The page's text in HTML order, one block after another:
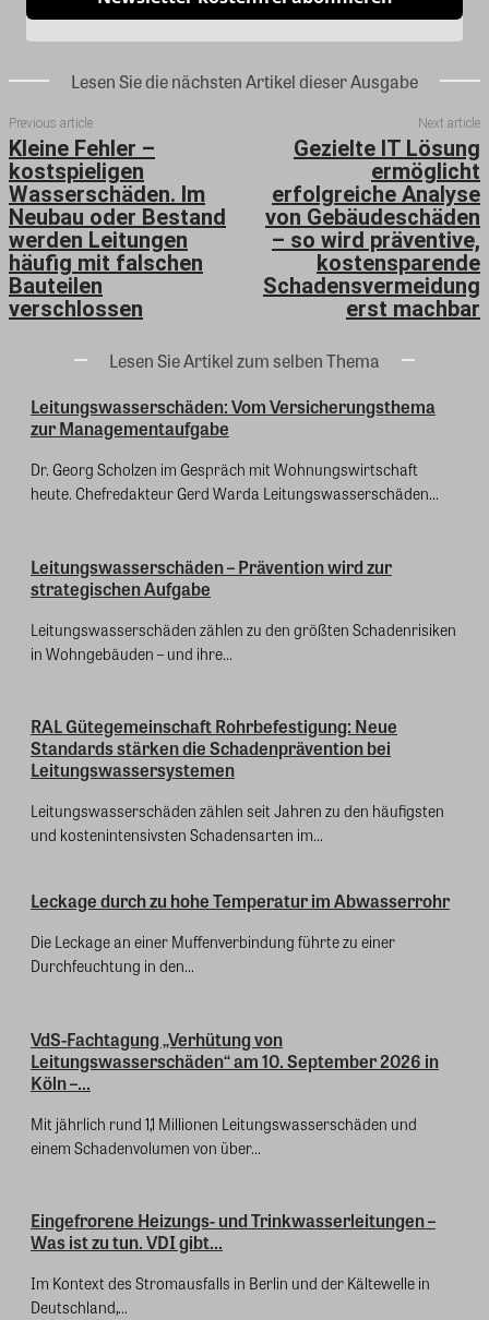
Lesen Sie die nächsten Artikel dieser Ausgabe
Previous article
Kleine Fehler –
kostspieligen
Wasserschäden. Im
Neubau oder Bestand
werden Leitungen
häufig mit falschen
Bauteilen
verschlossen
Next article
Gezielte IT Lösung
ermöglicht
erfolgreiche Analyse
von Gebäudeschäden
– so wird präventive,
kostensparende
Schadensvermeidung
erst machbar
Lesen Sie Artikel zum selben Thema
Leitungswasserschäden: Vom Versicherungsthema
zur Managementaufgabe
Dr. Georg Scholzen im Gespräch mit Wohnungswirtschaft
heute. Chefredakteur Gerd Warda Leitungswasserschäden...
Leitungswasserschäden – Prävention wird zur
strategischen Aufgabe
Leitungswasserschäden zählen zu den größten Schadenrisiken
in Wohngebäuden – und ihre...
RAL Gütegemeinschaft Rohrbefestigung: Neue
Standards stärken die Schadenprävention bei
Leitungswassersystemen
Leitungswasserschäden zählen seit Jahren zu den häufigsten
und kostenintensivsten Schadensarten im...
Leckage durch zu hohe Temperatur im Abwasserrohr
Die Leckage an einer Muffenverbindung führte zu einer
Durchfeuchtung in den...
VdS-Fachtagung „Verhütung von
Leitungswasserschäden“ am 10. September 2026 in
Köln –...
Mit jährlich rund 1,1 Millionen Leitungswasserschäden und
einem Schadenvolumen von über...
Eingefrorene Heizungs- und Trinkwasserleitungen –
Was ist zu tun. VDI gibt...
Im Kontext des Stromausfalls in Berlin und der Kältewelle in
Deutschland,...